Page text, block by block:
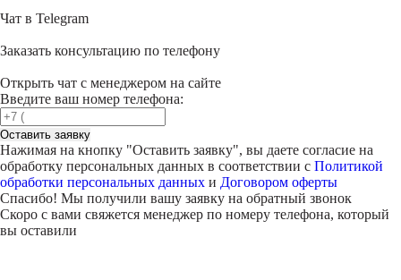
Чат в Telegram
Заказать консультацию по телефону
Открыть чат с менеджером на сайте
Введите ваш номер телефона:
Оставить заявку
Нажимая на кнопку "Оставить заявку", вы даете согласие на
обработку персональных данных в соответствии с Политикой
обработки персональных данных и Договором оферты
Спасибо! Мы получили вашу заявку на обратный звонок
Скоро с вами свяжется менеджер по номеру телефона, который
вы оставили